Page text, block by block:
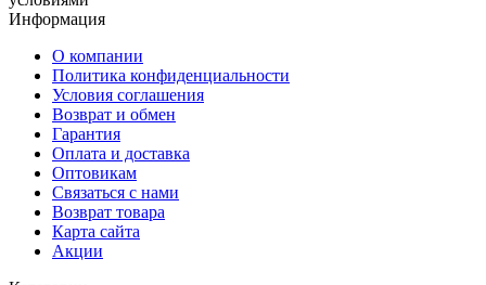
Информация
О компании
Политика конфиденциальности
Условия соглашения
Возврат и обмен
Гарантия
Оплата и доставка
Оптовикам
Связаться с нами
Возврат товара
Карта сайта
Акции